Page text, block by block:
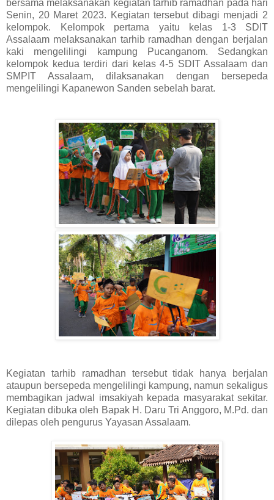
bersama melaksanakan kegiatan tarhib ramadhan pada hari
Senin, 20 Maret 2023. Kegiatan tersebut dibagi menjadi 2
kelompok.
Kelompok pertama yaitu kelas 1-3 SDIT
Assalaam melaksanakan tarhib ramadhan dengan berjalan
kaki mengelilingi kampung Pucanganom. Sedangkan
kelompok kedua terdiri dari kelas 4-5 SDIT Assalaam dan
SMPIT Assalaam, dilaksanakan dengan bersepeda
mengelilingi Kapanewon Sanden sebelah barat.
Kegiatan tarhib ramadhan tersebut tidak hanya berjalan
ataupun bersepeda mengelilingi kampung, namun sekaligus
membagikan jadwal imsakiyah kepada masyarakat sekitar.
Kegiatan dibuka oleh Bapak H. Daru Tri Anggoro, M.Pd. dan
dilepas oleh pengurus Yayasan Assalaam.